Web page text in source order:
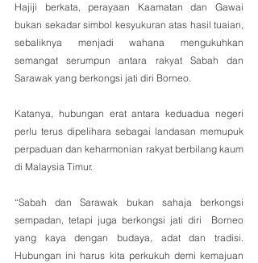
Hajiji berkata, perayaan Kaamatan dan Gawai
bukan sekadar simbol kesyukuran atas hasil tuaian,
sebaliknya menjadi wahana mengukuhkan
semangat serumpun antara rakyat Sabah dan
Sarawak yang berkongsi jati diri Borneo.
Katanya, hubungan erat antara keduadua negeri
perlu terus dipelihara sebagai landasan memupuk
perpaduan dan keharmonian rakyat berbilang kaum
di Malaysia Timur.
“Sabah dan Sarawak bukan sahaja berkongsi
sempadan, tetapi juga berkongsi jati diri  Borneo
yang kaya dengan budaya, adat dan tradisi.
Hubungan ini harus kita perkukuh demi kemajuan